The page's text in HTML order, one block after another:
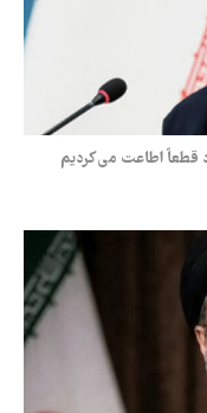
قطعاً اطاعت می‌کردیم